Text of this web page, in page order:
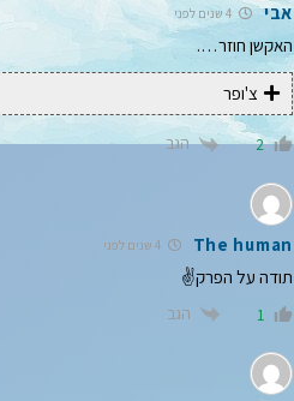
אבי 4 שנים לפני
האקשן חוזר….
צ'ופר
2 הגב
The human 4 שנים לפני
תודה על הפרק✌
1 הגב